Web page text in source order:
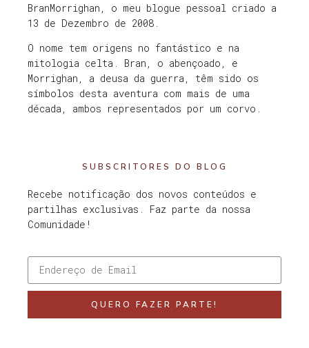
BranMorrighan, o meu blogue pessoal criado a
13 de Dezembro de 2008.
O nome tem origens no fantástico e na
mitologia celta. Bran, o abençoado, e
Morrighan, a deusa da guerra, têm sido os
símbolos desta aventura com mais de uma
década, ambos representados por um corvo.
SUBSCRITORES DO BLOG
Recebe notificação dos novos conteúdos e
partilhas exclusivas. Faz parte da nossa
Comunidade!
QUERO FAZER PARTE!